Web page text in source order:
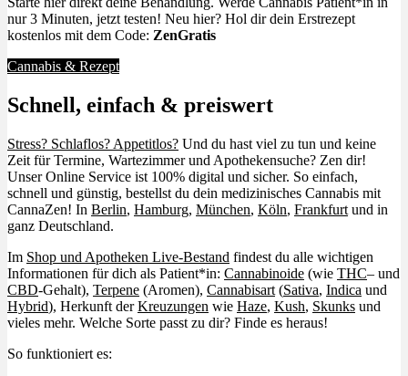
nur 3 Minuten, jetzt testen! Neu hier? Hol dir dein Erstrezept
kostenlos mit dem Code: ZenGratis
Cannabis & Rezept
Schnell, einfach & preiswert
Stress? Schlaflos? Appetitlos? Und du hast viel zu tun und keine
Zeit für Termine, Wartezimmer und Apothekensuche? Zen dir!
Unser Online Service ist 100% digital und sicher. So einfach,
schnell und günstig, bestellst du dein medizinisches Cannabis mit
CannaZen! In Berlin, Hamburg, München, Köln, Frankfurt und in
ganz Deutschland.
Im Shop und Apotheken Live-Bestand findest du alle wichtigen
Informationen für dich als Patient*in: Cannabinoide (wie THC– und
CBD-Gehalt), Terpene (Aromen), Cannabisart (Sativa, Indica und
Hybrid), Herkunft derKreuzungen wie Haze, Kush, Skunks und
vieles mehr. Welche Sorte passt zu dir? Finde es heraus!
So funktioniert es: